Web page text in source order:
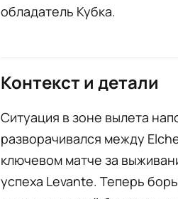
обладатель Кубка.
Контекст и детали
Ситуация в зоне вылета
разворачивался между
ключевом матче за
успеха Levante. Теперь